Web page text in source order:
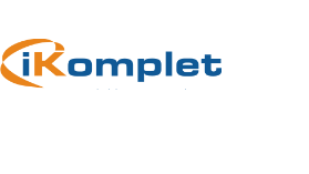
to
content